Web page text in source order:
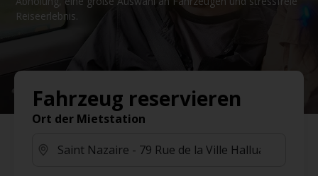
Reiseerlebnis.
Fahrzeug reservieren
Ort der Mietstation